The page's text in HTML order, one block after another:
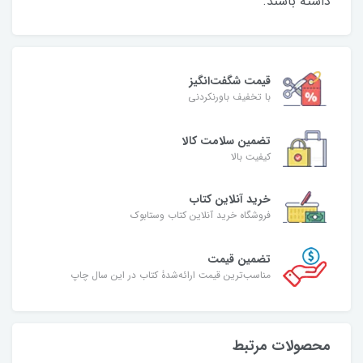
قیمت شگفت‌انگیز
با تخفیف باورنکردنی
تضمین سلامت کالا
کیفیت بالا
خرید آنلاین کتاب
فروشگاه خرید آنلاین کتاب وستابوک
تضمین قیمت
مناسب‌ترین قیمت ارائه‌شدۀ کتاب در این سال چاپ
محصولات مرتبط